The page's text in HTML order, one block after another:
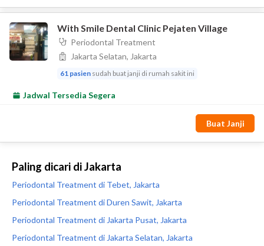
Paling dicari di Jakarta
Periodontal Treatment di Tebet, Jakarta
Periodontal Treatment di Duren Sawit, Jakarta
Periodontal Treatment di Jakarta Pusat, Jakarta
Periodontal Treatment di Jakarta Selatan, Jakarta